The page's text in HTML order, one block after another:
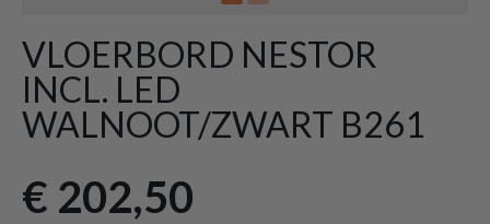
VLOERBORD NESTOR
INCL. LED
WALNOOT/ZWART B261
€ 202,50